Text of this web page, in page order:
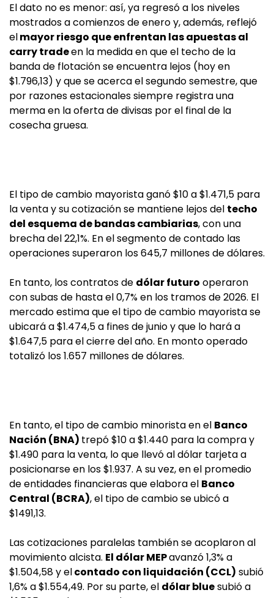
El dato no es menor: así, ya regresó a los niveles
mostrados a comienzos de enero y, además, reflejó
elmayor riesgo que enfrentan las apuestas al
carry tradeen la medida en que el techo de la
banda de flotación se encuentra lejos (hoy en
$1.796,13) y que se acerca el segundo semestre, que
por razones estacionales siempre registra una
merma en la oferta de divisas por el final de la
cosecha gruesa.
El tipo de cambio mayorista ganó $10 a $1.471,5 para
la venta y su cotización se mantiene lejos del techo
del esquema de bandas cambiarias, con una
brecha del 22,1%. En el segmento de contado las
operaciones superaron los 645,7 millones de dólares.
En tanto, los contratos de dólar futuro operaron
con subas de hasta el 0,7% en los tramos de 2026. El
mercado estima que el tipo de cambio mayorista se
ubicará a $1.474,5 a fines de junio y que lo hará a
$1.647,5 para el cierre del año. En monto operado
totalizó los 1.657 millones de dólares.
En tanto, el tipo de cambio minorista en el Banco
Nación (BNA) trepó $10 a $1.440 para la compra y
$1.490 para la venta, lo que llevó al dólar tarjeta a
posicionarse en los $1.937. A su vez, en el promedio
de entidades financieras que elabora el Banco
Central (BCRA), el tipo de cambio se ubicó a
$1491,13.
Las cotizaciones paralelas también se acoplaron al
movimiento alcista. El dólar MEPavanzó 1,3% a
$1.504,58 y elcontado con liquidación (CCL) subió
1,6% a $1.554,49. Por su parte, el dólar bluesubió a